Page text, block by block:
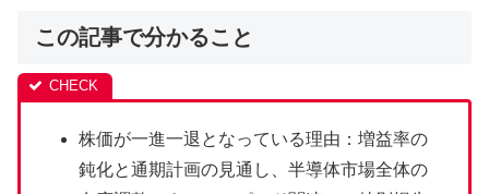
この記事で分かること
株価が一進一退となっている理由：増益率の
鈍化と通期計画の見通し、半導体市場全体の